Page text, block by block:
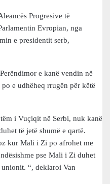
Progresive të
Evropian, nga
e presidentit serb,
e kanë vendin në
e udhëheq rrugën për këtë
i Vuçiqit në Serbi, nuk kanë
të jetë shumë e qartë.
kur Mali i Zi po afrohet me
pse Mali i Zi duhet
“, deklaroi Van